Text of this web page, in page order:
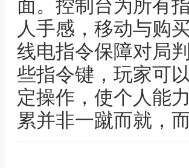
面。控制台为所有
人手感，移动与购
线电指令保障对局
些指令键，玩家可
定操作，使个人能
累并非一蹴而就，